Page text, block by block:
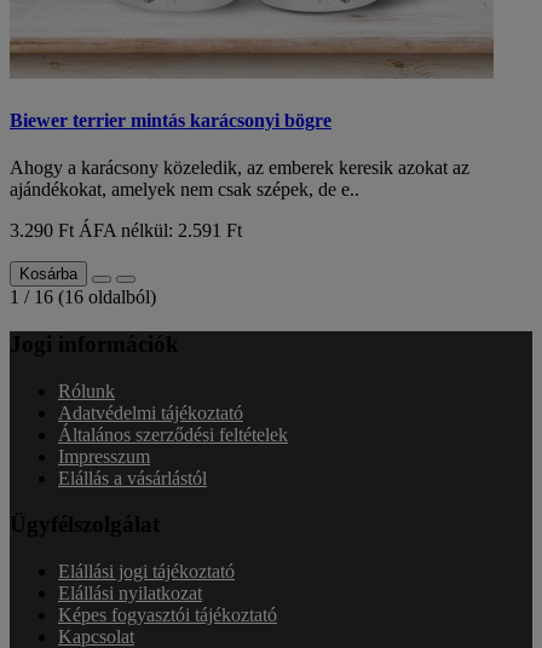
Biewer terrier mintás karácsonyi bögre
Ahogy a karácsony közeledik, az emberek keresik azokat az
ajándékokat, amelyek nem csak szépek, de e..
3.290 Ft ÁFA nélkül: 2.591 Ft
Kosárba
1 / 16 (16 oldalból)
Jogi információk
Rólunk
Adatvédelmi tájékoztató
Általános szerződési feltételek
Impresszum
Elállás a vásárlástól
Ügyfélszolgálat
Elállási jogi tájékoztató
Elállási nyilatkozat
Képes fogyasztói tájékoztató
Kapcsolat